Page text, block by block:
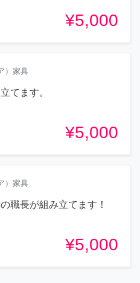
¥5,000
）家具
てます。
¥5,000
）家具
職長が組み立てます！
¥5,000